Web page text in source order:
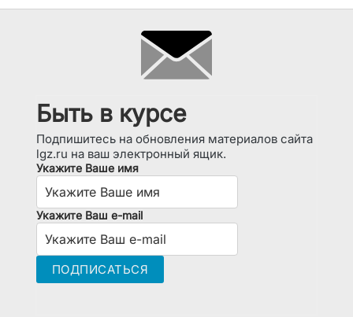
Быть в курсе
Подпишитесь на обновления материалов сайта
lgz.ru на ваш электронный ящик.
Укажите Ваше имя
Укажите Ваш e-mail